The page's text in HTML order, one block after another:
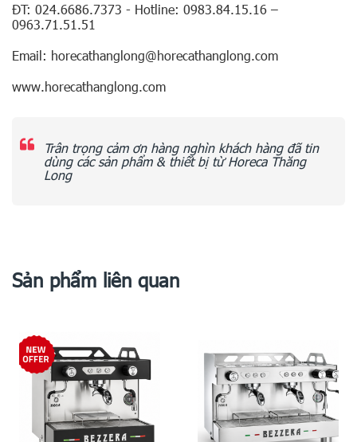
ĐT: 024.6686.7373 - Hotline: 0983.84.15.16 –
0963.71.51.51
Email: horecathanglong@horecathanglong.com
www.horecathanglong.com
Trân trọng cảm ơn hàng nghìn khách hàng đã tin
dùng các sản phẩm & thiết bị từ Horeca Thăng
Long
Sản phẩm liên quan